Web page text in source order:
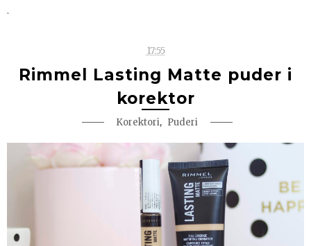
.
17:55
Rimmel Lasting Matte puder i
korektor
Korektori, Puderi